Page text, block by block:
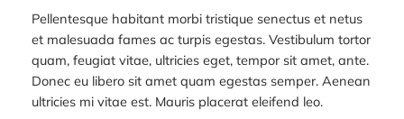
tPellentesque habitant morbi tristique senectus et netus
et malesuada fames ac turpis egestas. Vestibulum tortor
quam, feugiat vitae, ultricies eget, tempor sit amet, ante.
Donec eu libero sit amet quam egestas semper. Aenean
ultricies mi vitae est. Mauris placerat eleifend leo.